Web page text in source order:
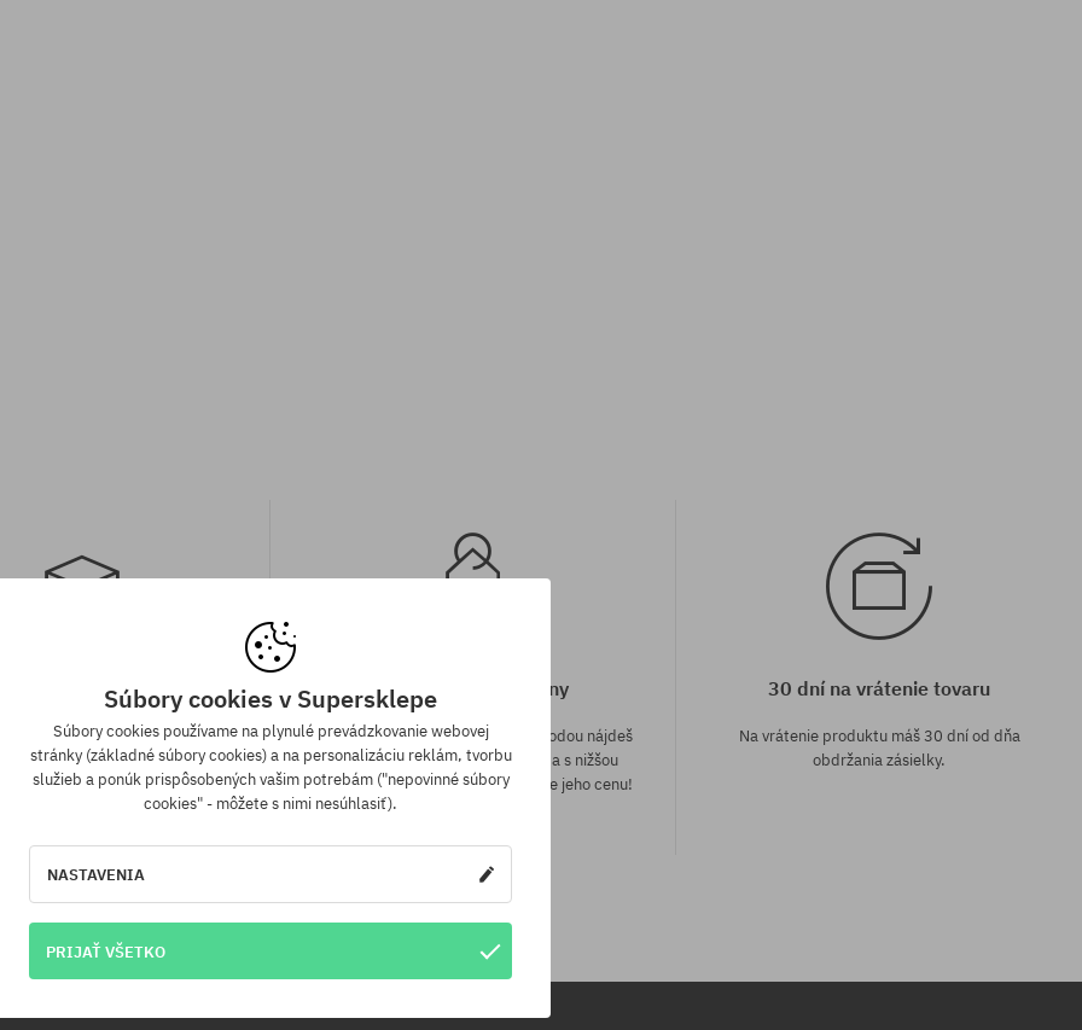
zadarmo od 70,30 €
v hodnote nad 70,30 €
bez rozdielu na vybraný
platby a doručenia.
Záruka najnižšej ceny
Máme najlepšie ceny, ale keď náhodou nájdeš
ten istý produkt v inom e-shope a s nižšou
cenou - špeciálne pre Teba znížime jeho cenu!
30 dní na vrátenie tovaru
Na vrátenie produktu máš 30 dní od dňa
obdržania zásielky.
Súbory cookies v Supersklepe
Súbory cookies používame na plynulé prevádzkovanie webovej
stránky (základné súbory cookies) a na personalizáciu reklám, tvorbu
služieb a ponúk prispôsobených vašim potrebám ("nepovinné súbory
cookies" - môžete s nimi nesúhlasiť).
NASTAVENIA
PRIJAŤ VŠETKO